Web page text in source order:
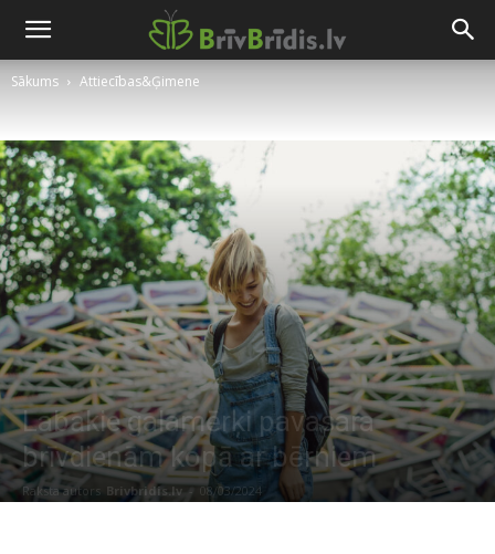
Sākums Attiecības&Ģimene
Labākie galamērķi pavasara
brīvdienām kopā ar bērniem
Raksta autors Brivbridis.lv - 08/03/2024